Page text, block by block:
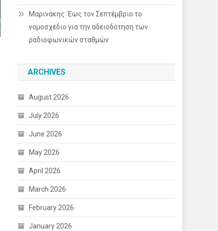
Μαρινάκης: Έως τον Σεπτέμβριο το
νομοσχέδιο για την αδειοδότηση των
ραδιοφωνικών σταθμών
ARCHIVES
August 2026
July 2026
June 2026
May 2026
April 2026
March 2026
February 2026
January 2026